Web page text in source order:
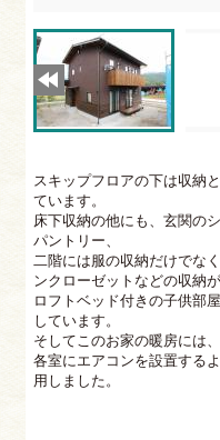
スキップフロアの下は収納
ています。
床下収納の他にも、玄関の
パントリー、
二階には服の収納だけでな
ンクローゼットなどの収納が
ロフトベッド付きの子供部
しています。
そしてこのお家の暖房には、
各室にエアコンを設置する
用しました。